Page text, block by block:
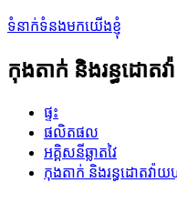
ទំនាក់ទំនងមកយើងខ្ញុំ
កុងតាក់ និងរន្ធដោតវ៉
ផ្ទះ
ផលិតផល
អគ្គិសនីឆ្លាតវៃ
កុងតាក់ និងរន្ធដោតវ៉ាយហ្